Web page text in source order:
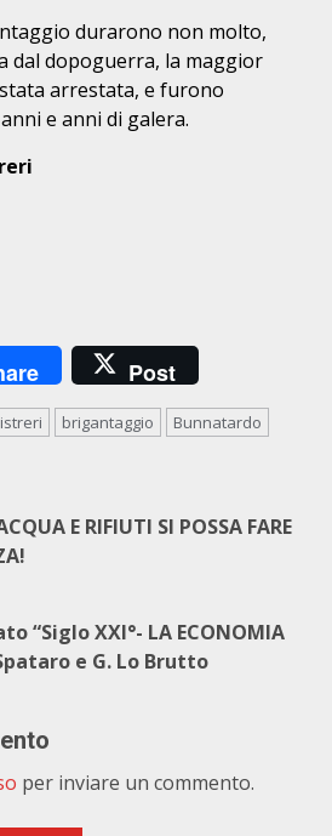
durarono non molto,
dal dopoguerra, la maggior
arrestata, e furono
e anni di galera.
Post
brigantaggio
Bunnatardo
E RIFIUTI SI POSSA FARE
“Siglo XXI°- LA ECONOMIA
Spataro e G. Lo Brutto
per inviare un commento.